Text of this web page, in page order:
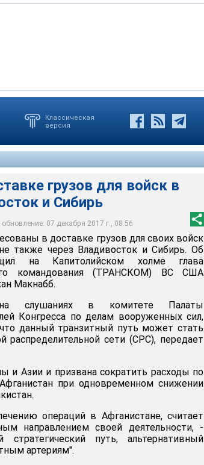
Классическая
версия
грузов для войск в
и Сибирь
07 декабря 2017 г., 08:56
своих войск в Афганистане также через
в доставке грузов для своих войск
также через Владивосток и Сибирь. Об
на Капитолийском холме глава
командования (ТРАНСКОМ) ВС США
Макнабб.
слушаниях в комитете Палаты
Конгресса по делам вооруженных сил,
данный транзитный путь может стать
распределительной сети (СРС), передает
и Азии и призвана сократить расходы по
при одновременном снижении
операций в Афганистане, считает
направлением своей деятельности, -
путь, альтернативный
артериям".